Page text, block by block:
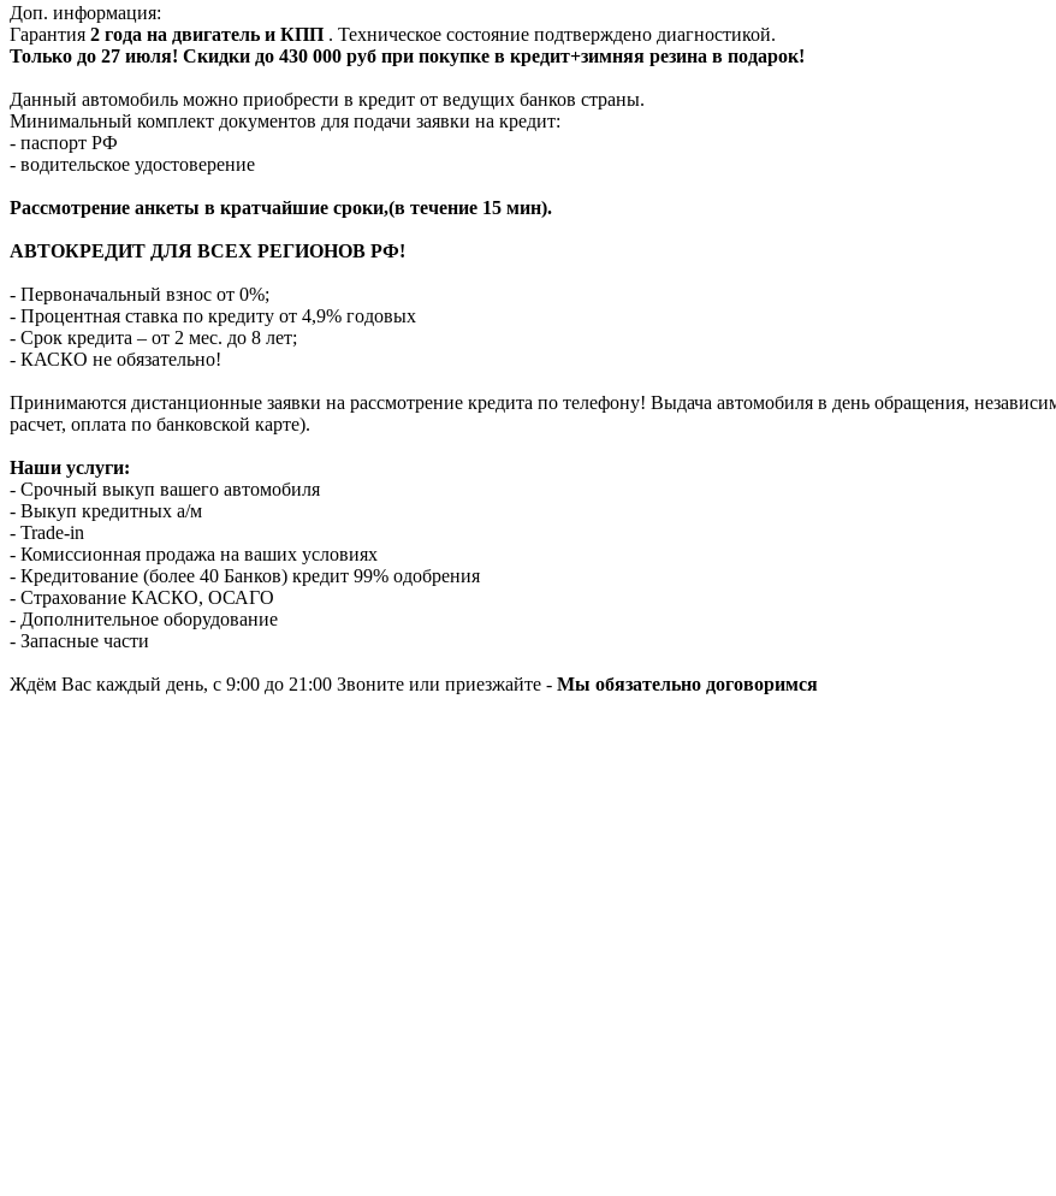
Доп. информация:
Гарантия 2 года на двигатель и КПП . Техническое состояние подтверждено диагностикой.
Только до 27 июля! Скидки до 430 000 руб при покупке в кредит+зимняя резина в подарок!
Данный автомобиль можно приобрести в кредит от ведущих банков страны.
Минимальный комплект документов для подачи заявки на кредит:
- паспорт РФ
- водительское удостоверение
Рассмотрение анкеты в кратчайшие сроки,(в течение 15 мин).
АВТОКРЕДИТ ДЛЯ ВСЕХ РЕГИОНОВ РФ!
- Первоначальный взнос от 0%;
- Процентная ставка по кредиту от 4,9% годовых
- Срок кредита – от 2 мес. до 8 лет;
- КАСКО не обязательно!
Принимаются дистанционные заявки на рассмотрение кредита по телефону! Выдача автомобиля в день обращения,
расчет, оплата по банковской карте).
Наши услуги:
- Срочный выкуп вашего автомобиля
- Выкуп кредитных а/м
- Trade-in
- Комиссионная продажа на ваших условиях
- Кредитование (более 40 Банков) кредит 99% одобрения
- Страхование КАСКО, ОСАГО
- Дополнительное оборудование
- Запасные части
Ждём Вас каждый день, с 9:00 до 21:00 Звоните или приезжайте - Мы обязательно договоримся